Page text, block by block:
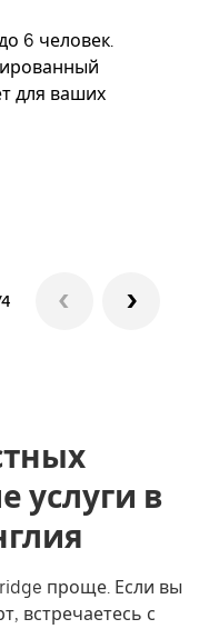
6 человек.
для ваших
услуги в
проще. Если вы
встречаетесь с